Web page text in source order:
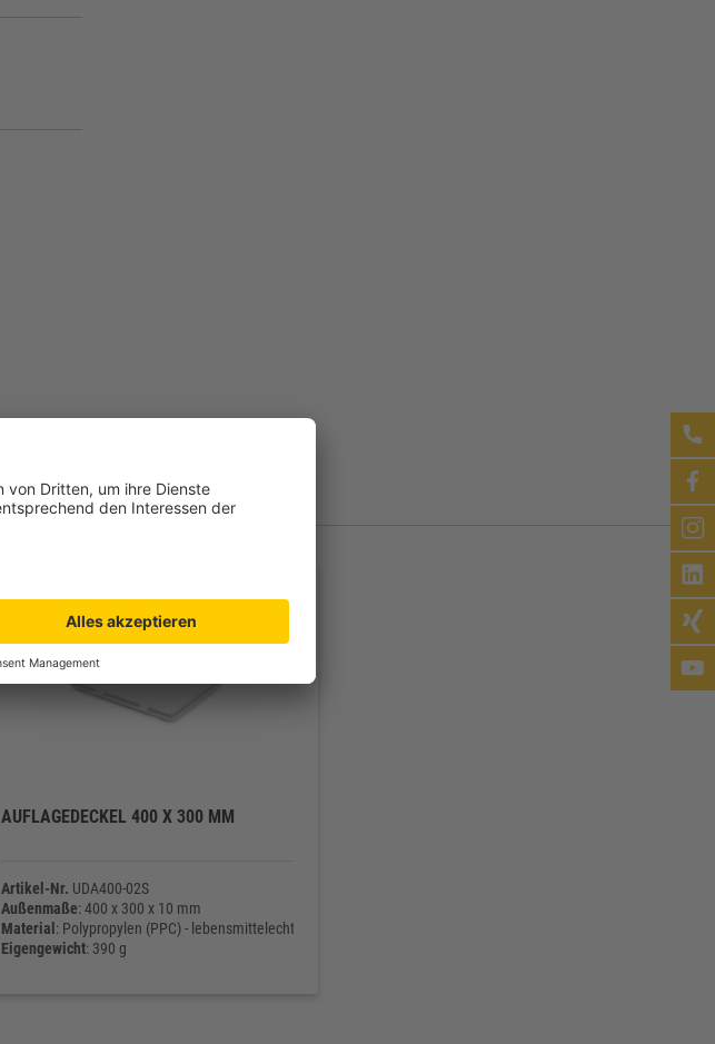
AUFLAGEDECKEL 400 X 300 MM
Artikel-Nr. UDA400-02S
Außenmaße: 400 x 300 x 10 mm
Material : Polypropylen (PPC) - lebensmittelecht
Eigengewicht: 390 g